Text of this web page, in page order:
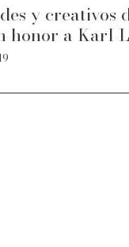
y creativos
honor a Karl